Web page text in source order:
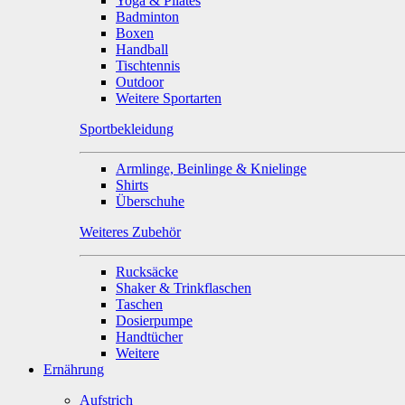
Badminton
Boxen
Handball
Tischtennis
Outdoor
Weitere Sportarten
Sportbekleidung
Armlinge, Beinlinge & Knielinge
Shirts
Überschuhe
Weiteres Zubehör
Rucksäcke
Shaker & Trinkflaschen
Taschen
Dosierpumpe
Handtücher
Weitere
Ernährung
Aufstrich